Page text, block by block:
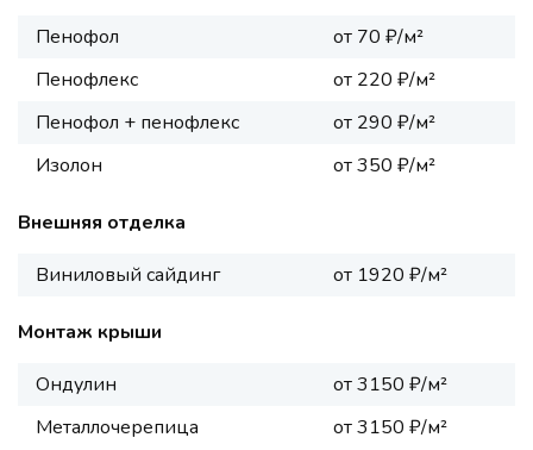
Пенофол
от 70 ₽/м²
Пенофлекс
от 220 ₽/м²
Пенофол + пенофлекс
от 290 ₽/м²
Изолон
от 350 ₽/м²
Внешняя отделка
Виниловый сайдинг
от 1920 ₽/м²
Монтаж крыши
Ондулин
от 3150 ₽/м²
Металлочерепица
от 3150 ₽/м²